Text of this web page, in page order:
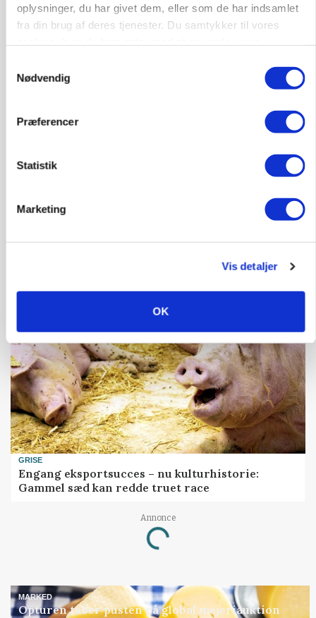
oplysninger, du har givet dem, eller som de har indsamlet
fra din brug af deres tjenester. Du samtykker til vores
Nødvendig
Præferencer
Statistik
Marketing
Vis detaljer
OK
Danish Agro: Høsten tegner til god kvalitet og
middeludbytter
GRISE
Engang eksportsucces – nu kulturhistorie:
Gammel sæd kan redde truet race
Annonce
Loading...
MARKED
Opturen taber pusten på global mejeriauktion